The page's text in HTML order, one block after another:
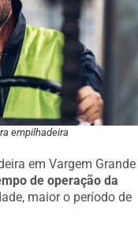
empilhadeira
em Vargem Grande
de operação da
maior o período de